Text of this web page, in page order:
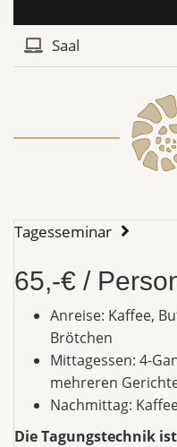
Saal
Tagesseminar
65,-€ /
Anreise: Kaffee,
Brötchen
Mittagessen: 4-
mehreren
Nachmittag:
Die Tagungstechnik